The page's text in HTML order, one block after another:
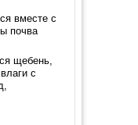
вместе с
почва
щебень,
с